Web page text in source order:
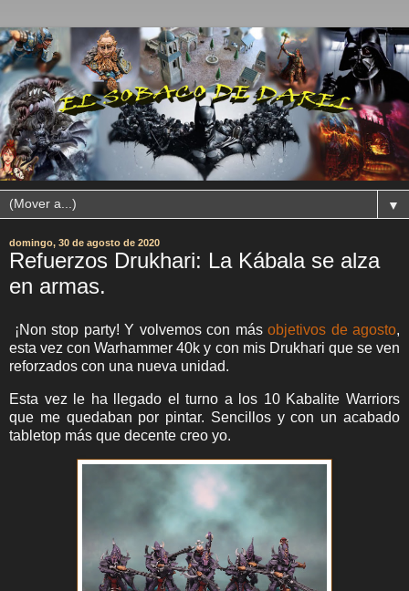
▼
domingo, 30 de agosto de 2020
Refuerzos Drukhari: La Kábala se alza
en armas.
¡Non stop party! Y volvemos con más objetivos de agosto,
esta vez con Warhammer 40k y con mis Drukhari que se ven
reforzados con una nueva unidad.
Esta vez le ha llegado el turno a los 10 Kabalite Warriors
que me quedaban por pintar. Sencillos y con un acabado
tabletop más que decente creo yo.